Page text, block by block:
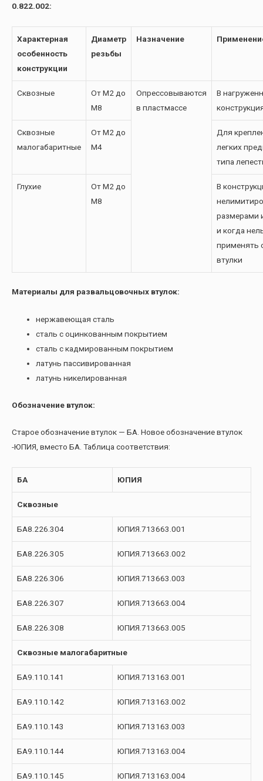
0.822.002:
Характерная
особенность
конструкции
Диаметр
резьбы
Назначение
Сквозные
От М2 до
М8
Опрессовываются
в пластмассе
В
Сквозные
малогабаритные
От М2 до
М4
Для
легких
типа
Глухие
От М2 до
М8
В
размерами
и когда
применять
втулки
Материалы для развальцовочных втулок:
нержавеющая сталь
сталь с оцинкованным покрытием
сталь с кадмированным покрытием
латунь пассивированная
латунь никелированная
Обозначение втулок:
Старое обозначение втулок — БА. Новое обозначение втулок
-ЮПИЯ, вместо БА. Таблица соответствия:
БА ЮПИЯ
Сквозные
БА8.226.304 ЮПИЯ.713663.001
БА8.226.305 ЮПИЯ.713663.002
БА8.226.306 ЮПИЯ.713663.003
БА8.226.307 ЮПИЯ.713663.004
БА8.226.308 ЮПИЯ.713663.005
Сквозные малогабаритные
БА9.110.141 ЮПИЯ.713163.001
БА9.110.142 ЮПИЯ.713163.002
БА9.110.143 ЮПИЯ.713163.003
БА9.110.144 ЮПИЯ.713163.004
БА9.110.145 ЮПИЯ.713163.004